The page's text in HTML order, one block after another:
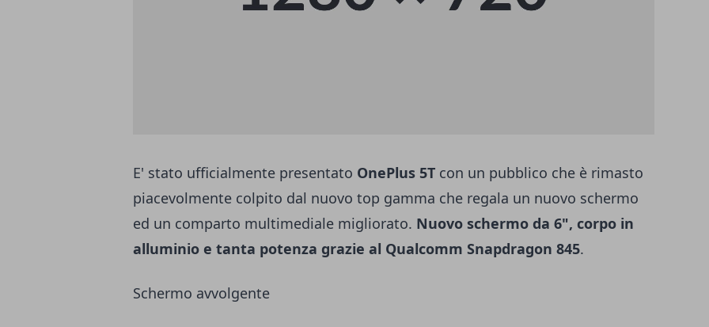
E' stato ufficialmente presentato OnePlus 5T con un pubblico che è rimasto
piacevolmente colpito dal nuovo top gamma che regala un nuovo schermo
ed un comparto multimediale migliorato. Nuovo schermo da 6", corpo in
alluminio e tanta potenza grazie al Qualcomm Snapdragon 845.
Schermo avvolgente